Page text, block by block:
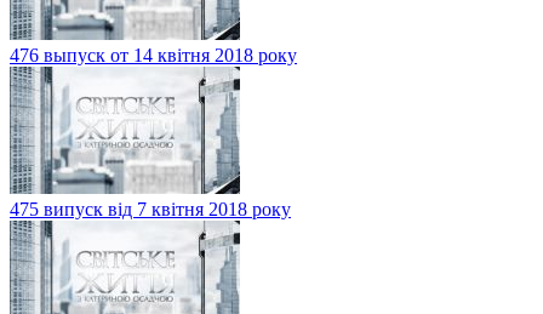
476 выпуск от 14 квітня 2018 року
475 випуск від 7 квітня 2018 року